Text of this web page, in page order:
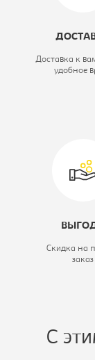
Спальное
Доставка к
удобное
Скидка на
заказ
С